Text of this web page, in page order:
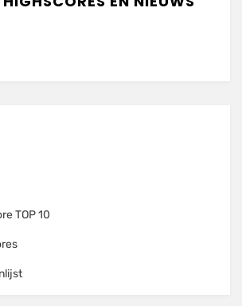
TOP 10